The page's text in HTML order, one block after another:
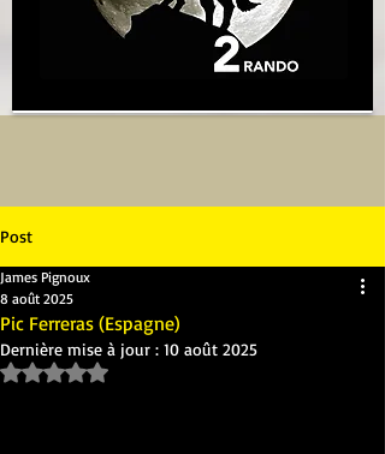
Post
Pic Ferreras (Espagne)
James Pignoux
8 août 2025
Dernière mise à jour : 10 août 2025
Noté NaN étoiles sur 5.